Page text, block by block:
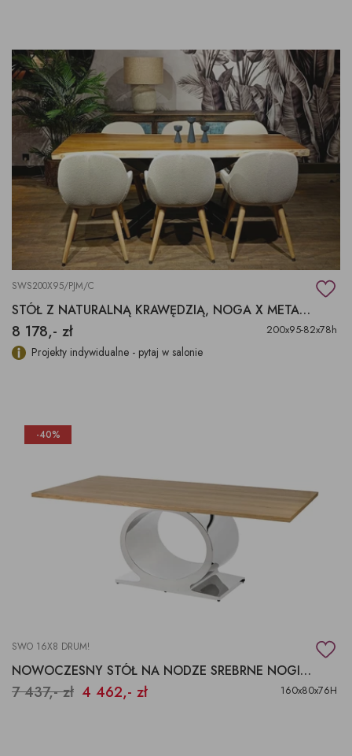
SWS200X95/PJM/C
STÓŁ Z NATURALNĄ KRAWĘDZIĄ, NOGA X METALOWA
8 178,- zł 200x95-82x78h
Projekty indywidualne - pytaj w salonie
-40%
SWO 16X8 DRUM!
NOWOCZESNY STÓŁ NA NODZE SREBRNE NOGI STÓŁ, BIURKO
7 437,- zł 4 462,- zł 160x80x76H